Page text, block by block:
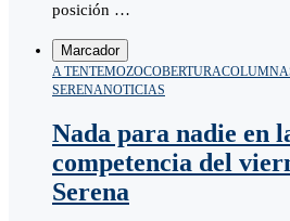
posición …
Marcador
A TENTEMOZOCOBERTURA
SERENANOTICIAS
Nada para nadie en
competencia del
Serena